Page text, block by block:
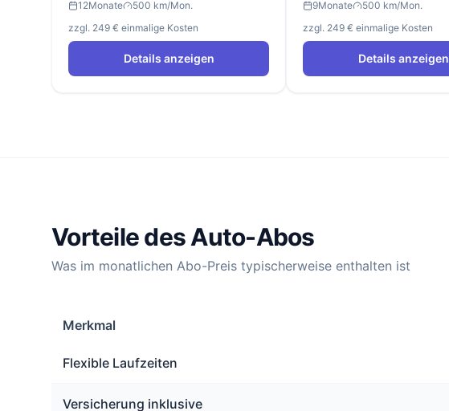
12Monate
500 km/Mon.
zzgl. 249 € einmalige Kosten
Details anzeigen
9Monate
500 km/Mon.
zzgl. 249 € einmalige Kosten
Details anzeigen
Vorteile des Auto-Abos
Was im monatlichen Abo-Preis typischerweise enthalten ist
Merkmal
Flexible Laufzeiten
Versicherung inklusive